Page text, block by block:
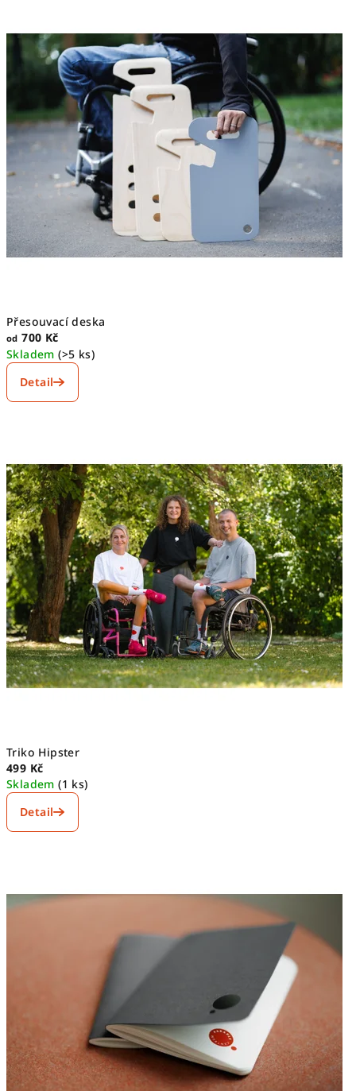
Přesouvací deska
od 700 Kč
Skladem(>5 ks)
Detail
Triko Hipster
499 Kč
Skladem(1 ks)
Detail